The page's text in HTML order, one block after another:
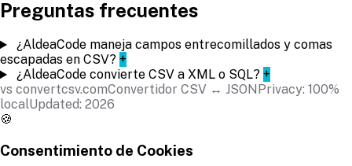
Preguntas frecuentes
¿AldeaCode maneja campos entrecomillados y comas
escapadas en CSV? +
¿AldeaCode convierte CSV a XML o SQL? +
vs convertcsv.comConvertidor CSV ↔ JSON Privacy: 100%
localUpdated: 2026
🍪
Consentimiento de Cookies